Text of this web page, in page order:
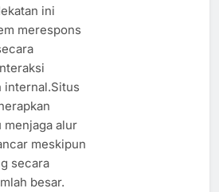
ini
merespons
internal.Situs
alur
meskipun
secara
besar.